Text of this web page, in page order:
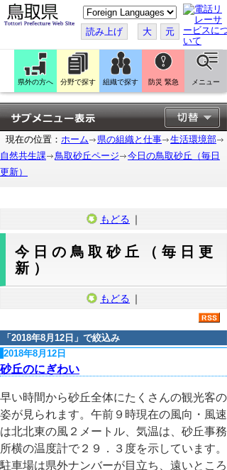
こ
の
ペ
ー
ジ
翻
訳
す
る
読み上げ 大 元
県外の方へ 分野で探す 組織で探す 防災 緊急 メニュー
現在の位置： ホーム 県の組織と仕事
生活環境部
自然共生課
鳥取砂丘ページ
今日の鳥取砂丘（毎日
更新）
もどる ｜
今日の鳥取砂丘（毎日更
新）
もどる ｜
「 2018年8月12日 」で絞込み
2018年8月12日
砂丘のにぎわい
早い時間から砂丘全体にたくさんの観光客の
姿が見られます。午前９時現在の風向・風速
は北北東の風２メートル、気温は、砂丘事務
所横の温度計で２９．３度を示しています。
駐車場は県外ナンバーが目立ち、遠いところ